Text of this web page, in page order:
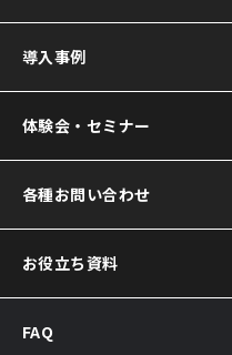
Akerunコントローラー
Akerun Connect
(アケルンコネクト)
選ばれる理由
導入事例
体験会・セミナー
オンラインセミナー
各種お問い合わせ
お問い合わせ
Akerunお見積り依頼
お役立ち資料
FAQ